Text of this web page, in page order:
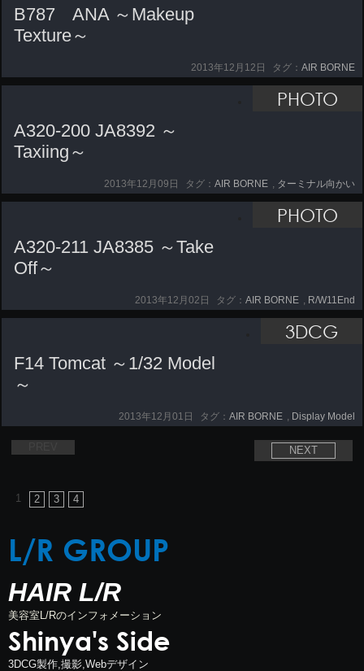
B787 ANA ～Makeup
Texture～
2013年12月12日 タグ： AIR BORNE
PHOTO
A320-200 JA8392 ～
Taxiing～
2013年12月09日 タグ： AIR BORNE ターミナル向かい
PHOTO
A320-211 JA8385 ～Take
Off～
2013年12月02日 タグ： AIR BORNE R/W11End
3DCG
F14 Tomcat ～1/32 Model
～
2013年12月01日 タグ： AIR BORNE Display Model
NEXT
1 2 3 4
L/R GROUP
HAIR L/R
美容室L/Rのインフォメーション
Shinya's Side
3DCG製作,撮影,Webデザイン